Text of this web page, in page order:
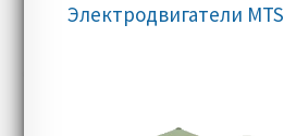
Электродвигатели MTS